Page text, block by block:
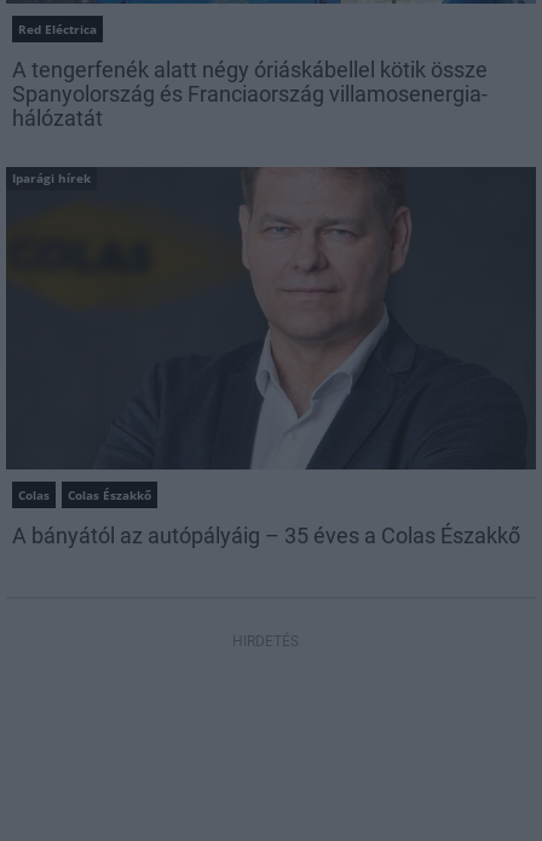
Red Eléctrica
A tengerfenék alatt négy óriáskábellel kötik össze
Spanyolország és Franciaország villamosenergia-
hálózatát
Iparági hírek
Colas Colas Északkő
A bányától az autópályáig – 35 éves a Colas Északkő
HIRDETÉS